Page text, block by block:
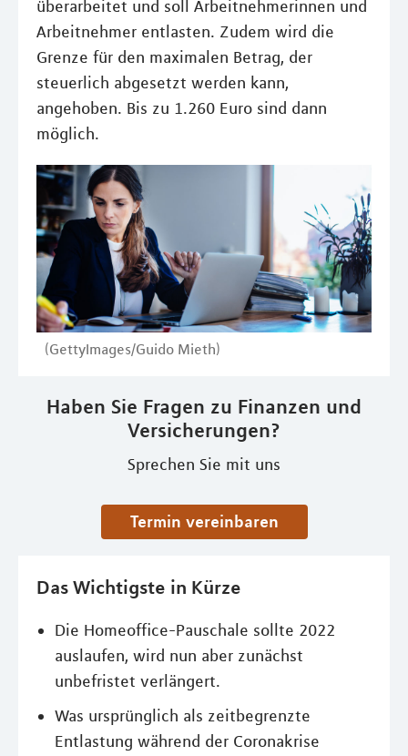
überarbeitet und soll Arbeitnehmerinnen und
Arbeitnehmer entlasten. Zudem wird die
Grenze für den maximalen Betrag, der
steuerlich abgesetzt werden kann,
angehoben. Bis zu 1.260 Euro sind dann
möglich.
(GettyImages/Guido Mieth)
Haben Sie Fragen zu Finanzen und
Versicherungen?
Sprechen Sie mit uns
Termin vereinbaren
Das Wichtigste in Kürze
Die Homeoffice-Pauschale sollte 2022
auslaufen, wird nun aber zunächst
unbefristet verlängert.
Was ursprünglich als zeitbegrenzte
Entlastung während der Coronakrise